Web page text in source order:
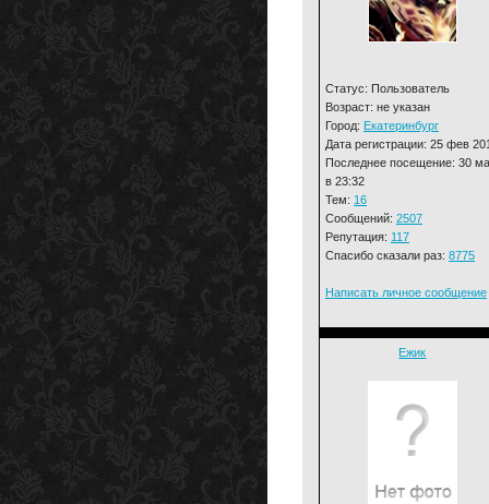
Статус: Пользователь
Возраст: не указан
Город: Екатеринбург
Дата регистрации: 25 фев
Последнее посещение: 30
в 23:32
Тем: 16
Сообщений: 2507
Репутация: 117
Спасибо сказали раз: 8775
Написать личное сообщение
Ежик